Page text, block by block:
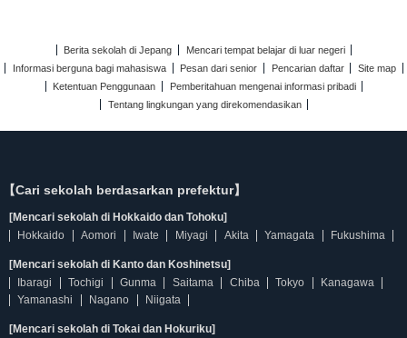
Berita sekolah di Jepang
Mencari tempat belajar di luar negeri
Informasi berguna bagi mahasiswa
Pesan dari senior Pencarian daftar
Site map
Ketentuan Penggunaan
Pemberitahuan mengenai informasi pribadi
Tentang lingkungan yang direkomendasikan
【Cari sekolah berdasarkan prefektur】
[Mencari sekolah di Hokkaido dan Tohoku]
Hokkaido
Aomori Iwate Miyagi Akita Yamagata Fukushima
[Mencari sekolah di Kanto dan Koshinetsu]
Ibaragi
Tochigi Gunma Saitama Chiba Tokyo
Kanagawa
Yamanashi
Nagano Niigata
[Mencari sekolah di Tokai dan Hokuriku]